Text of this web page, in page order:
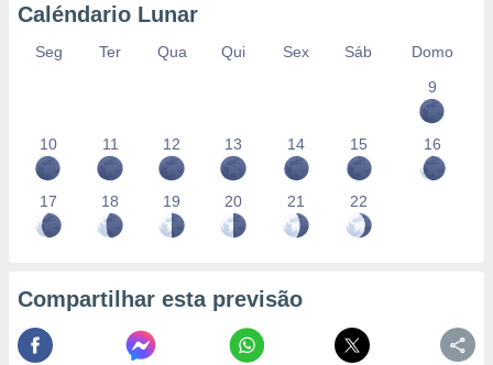
Caléndario Lunar
Seg Ter Qua Qui Sex Sáb
Domo
9
10 11 12 13 14 15 16
17 18 19 20 21 22
Compartilhar esta previsão